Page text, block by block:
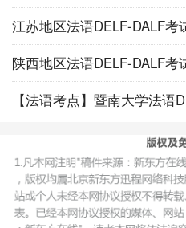
江苏地区法语DELF-DALF考
陕西地区法语DELF-DALF考
【法语考点】暨南大学法语